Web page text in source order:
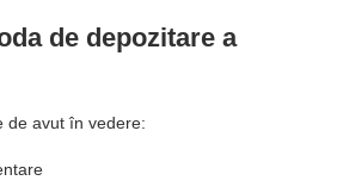
de depozitare a
de avut în vedere: